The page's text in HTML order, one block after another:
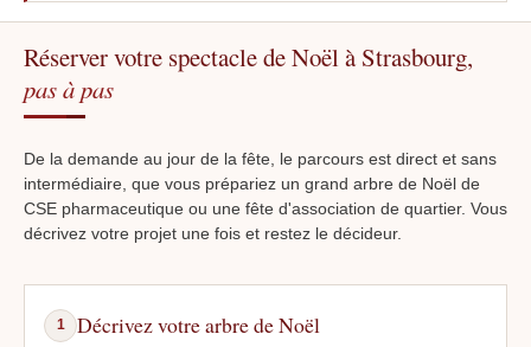
Réserver votre spectacle de Noël à Strasbourg,
pas à pas
De la demande au jour de la fête, le parcours est direct et sans
intermédiaire, que vous prépariez un grand arbre de Noël de
CSE pharmaceutique ou une fête d'association de quartier. Vous
décrivez votre projet une fois et restez le décideur.
1 Décrivez votre arbre de Noël